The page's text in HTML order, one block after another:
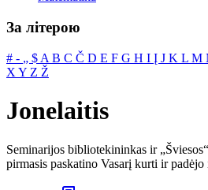
За літерою
# ‐ „ $ A B C Č D E F G H I Į J K L M
X Y Z Ž
Jonelaitis
Seminarijos bibliotekininkas ir
pirmasis paskatino Vasarį kurti ir padėjo